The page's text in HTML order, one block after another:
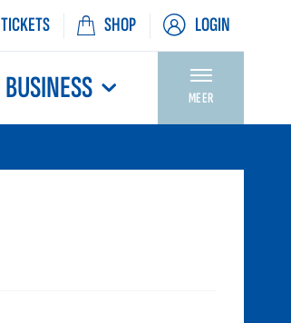
TICKETS SHOP LOGIN
BUSINESS MEER